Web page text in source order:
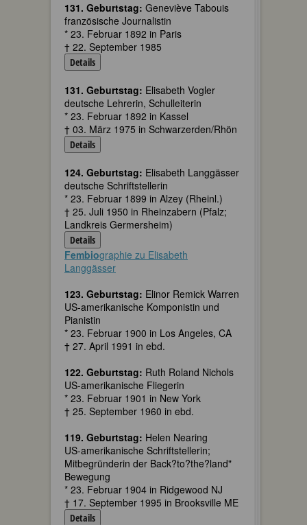
131. Geburtstag: Geneviève Tabouis
französische Journalistin
* 23. Februar 1892 in Paris
† 22. September 1985
Details
131. Geburtstag: Elisabeth Vogler
deutsche Lehrerin, Schulleiterin
* 23. Februar 1892 in Kassel
† 03. März 1975 in Schwarzerden/Rhön
Details
124. Geburtstag: Elisabeth Langgässer
deutsche Schriftstellerin
* 23. Februar 1899 in Alzey (Rheinl.)
† 25. Juli 1950 in Rheinzabern (Pfalz;
Landkreis Germersheim)
Details
Fembiographie zu Elisabeth
Langgässer
123. Geburtstag: Elinor Remick Warren
US-amerikanische Komponistin und
Pianistin
* 23. Februar 1900 in Los Angeles, CA
† 27. April 1991 in ebd.
122. Geburtstag: Ruth Roland Nichols
US-amerikanische Fliegerin
* 23. Februar 1901 in New York
† 25. September 1960 in ebd.
119. Geburtstag: Helen Nearing
US-amerikanische Schriftstellerin;
Mitbegründerin der Back?to?the?land"
Bewegung
* 23. Februar 1904 in Ridgewood NJ
† 17. September 1995 in Brooksville ME
Details